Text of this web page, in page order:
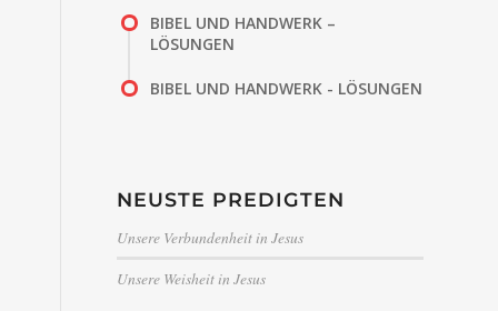
BIBEL UND HANDWERK –
LÖSUNGEN
BIBEL UND HANDWERK - LÖSUNGEN
NEUSTE PREDIGTEN
Unsere Verbundenheit in Jesus
Unsere Weisheit in Jesus